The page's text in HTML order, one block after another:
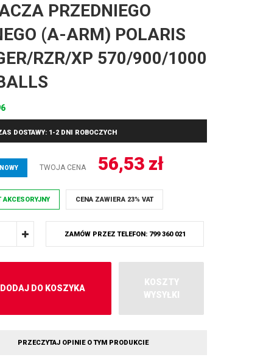
PRZEDNIEGO
(A-ARM) POLARIS
RZR/XP 570/900/1000
DOSTAWY: 1-2 DNI ROBOCZYCH
TWOJA CENA 56,53 zł
AKCESORYJNY CENA ZAWIERA 23% VAT
ZAMÓW PRZEZ TELEFON: 799 360 021
DODAJ DO KOSZYKA
KOSZTY
WYSYŁKI
PRZECZYTAJ OPINIE O TYM PRODUKCIE